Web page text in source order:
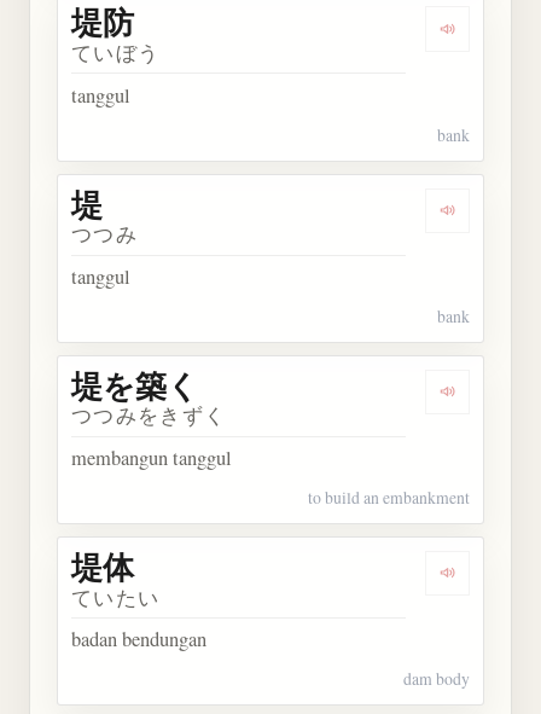
Dengarkan
堤防
ていぼう
tanggul
bank
Dengarkan
堤
つつみ
tanggul
bank
Dengarkan
堤を築く
つつみをきずく
membangun tanggul
to build an embankment
Dengarkan
堤体
ていたい
badan bendungan
dam body